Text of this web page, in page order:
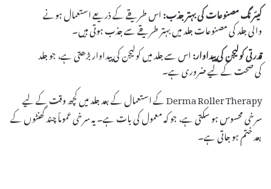
کیئرنگ مصنوعات کی بہتر جذب:اس طریقے کے ذریعے استعمال ہونے
والی جلد کی مصنوعات جلد میں بہتر طریقے سے جذب ہوتی ہیں۔
قدرتی کولیجن کی پیداوار:اس سے جلد میں کولیجن کی پیداوار بڑھتی ہے، جو جلد
کی صحت کے لیے ضروری ہے۔
Derma Roller Therapy کے استعمال کے بعد جلد میں کچھ وقت کے لیے
سرخی محسوس ہو سکتی ہے، جو کہ معمول کی بات ہے۔ یہ سرخی عموماً چند گھنٹوں کے
بعد ختم ہو جاتی ہے۔